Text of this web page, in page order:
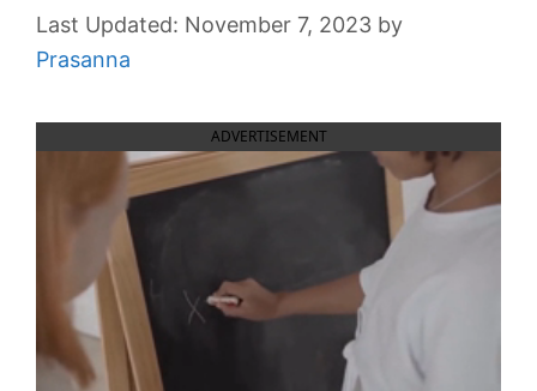
November 7, 2023 by
Prasanna
ADVERTISEMENT